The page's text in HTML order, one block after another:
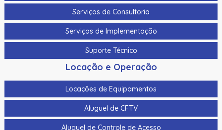
Serviços de Consultoria
Serviços de Implementação
Suporte Técnico
Locação e Operação
Locações de Equipamentos
Aluguel de CFTV
Aluguel de Controle de Acesso